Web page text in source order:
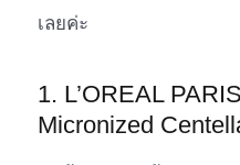
เลยค่ะ
1. L’OREAL
Micronized